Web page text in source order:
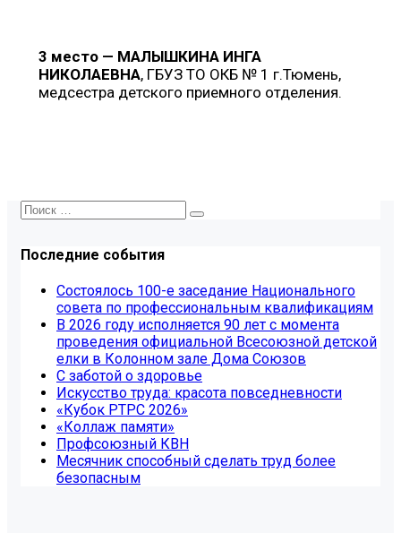
3 место — МАЛЫШКИНА ИНГА
НИКОЛАЕВНА, ГБУЗ ТО ОКБ № 1 г.Тюмень,
медсестра детского приемного отделения.
Последние события
Состоялось 100-е заседание Национального
совета по профессиональным квалификациям
В 2026 году исполняется 90 лет с момента
проведения официальной Всесоюзной детской
елки в Колонном зале Дома Союзов
С заботой о здоровье
Искусство труда: красота повседневности
«Кубок РТРС 2026»
«Коллаж памяти»
Профсоюзный КВН
Месячник способный сделать труд более
безопасным